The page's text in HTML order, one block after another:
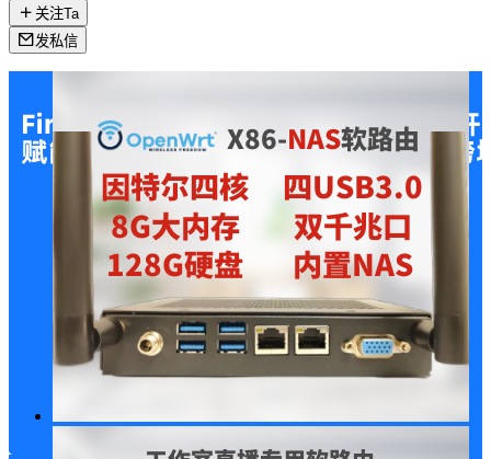
关注Ta
发私信